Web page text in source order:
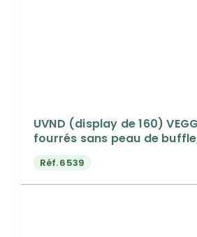
UVND (display de 160)
fourrés sans peau de
Réf.6539